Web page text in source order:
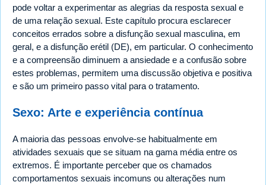
pode voltar a experimentar as alegrias da resposta sexual e
de uma relação sexual. Este capítulo procura esclarecer
conceitos errados sobre a disfunção sexual masculina, em
geral, e a disfunção erétil (DE), em particular. O conhecimento
e a compreensão diminuem a ansiedade e a confusão sobre
estes problemas, permitem uma discussão objetiva e positiva
e são um primeiro passo vital para o tratamento.
Sexo: Arte e experiência contínua
A maioria das pessoas envolve-se habitualmente em
atividades sexuais que se situam na gama média entre os
extremos. É importante perceber que os chamados
comportamentos sexuais incomuns ou alterações num